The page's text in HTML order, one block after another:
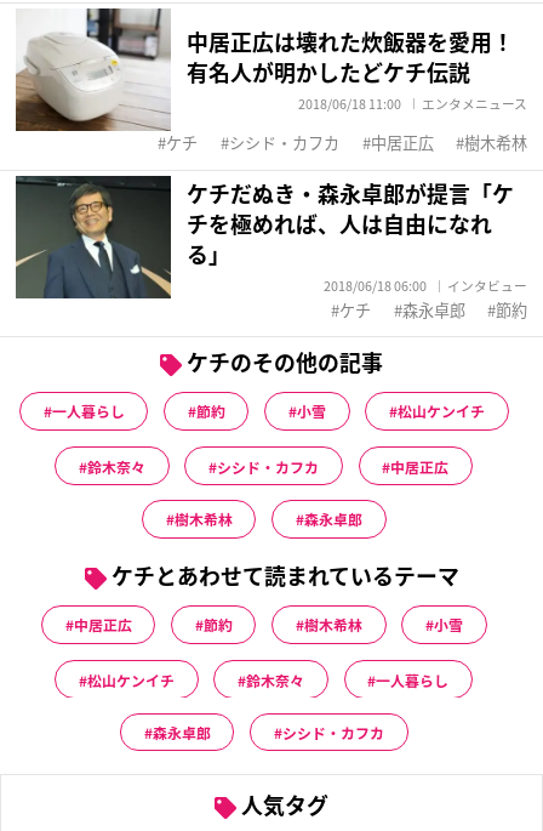
中居正広は壊れた炊飯器を愛用！
有名人が明かしたどケチ伝説
2018/06/18 11:00 エンタメニュース
ケチ シシド・カフカ 中居正広 樹木希林
ケチだぬき・森永卓郎が提言「ケ
チを極めれば、人は自由になれ
る」
2018/06/18 06:00 インタビュー
ケチ 森永卓郎 節約
ケチのその他の記事
一人暮らし 節約 小雪 松山ケンイチ
鈴木奈々 シシド・カフカ 中居正広
樹木希林 森永卓郎
ケチとあわせて読まれているテーマ
中居正広 節約 樹木希林 小雪
松山ケンイチ 鈴木奈々 一人暮らし
森永卓郎 シシド・カフカ
人気タグ